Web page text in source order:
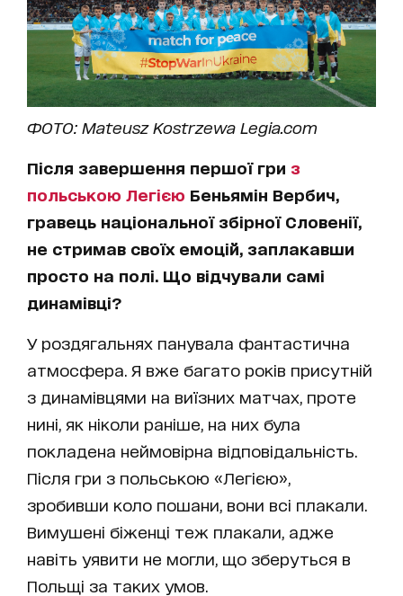
ФОТО: Mateusz Kostrzewa Legia.com
Після завершення першої гри з
польською Легією Беньямін Вербич,
гравець національної збірної Словенії,
не стримав своїх емоцій, заплакавши
просто на полі. Що відчували самі
динамівці?
У роздягальнях панувала фантастична
атмосфера. Я вже багато років присутній
з динамівцями на виїзних матчах, проте
нині, як ніколи раніше, на них була
покладена неймовірна відповідальність.
Після гри з польською «Легією»,
зробивши коло пошани, вони всі плакали.
Вимушені біженці теж плакали, адже
навіть уявити не могли, що зберуться в
Польщі за таких умов.